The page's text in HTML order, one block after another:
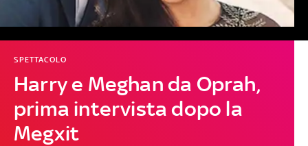
Harry e Meghan da Oprah,
prima intervista dopo la
Megxit
SPETTACOLO